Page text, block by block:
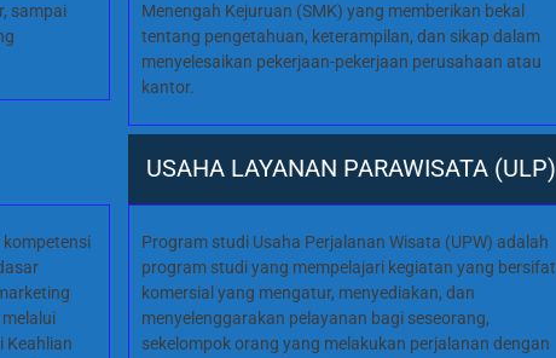
sampai
Menengah Kejuruan (SMK) yang memberikan bekal
tentang pengetahuan, keterampilan, dan sikap dalam
menyelesaikan pekerjaan-pekerjaan perusahaan atau
kantor.
kompetensi
Keahlian
USAHA LAYANAN PARAWISATA (ULP)
Program studi Usaha Perjalanan Wisata (UPW) adalah
program studi yang mempelajari kegiatan yang bersifat
komersial yang mengatur, menyediakan, dan
menyelenggarakan pelayanan bagi seseorang,
sekelompok orang yang melakukan perjalanan dengan